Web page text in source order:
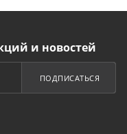
и новостей
ПОДПИСАТЬСЯ